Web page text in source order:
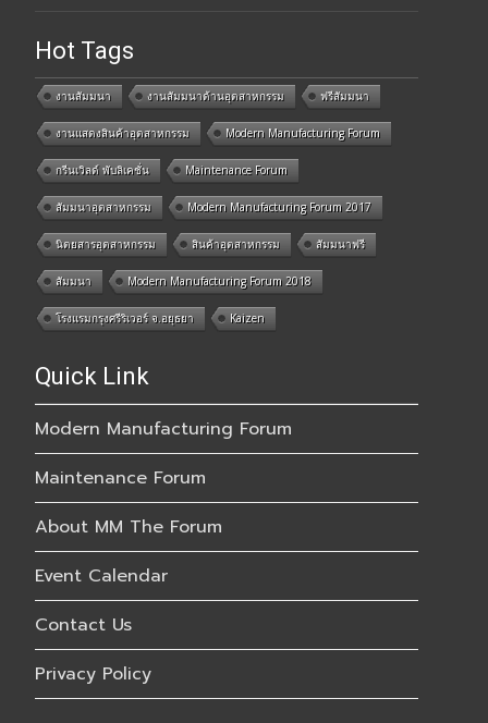
Hot Tags
งานสัมมนา งานสัมมนาด้านอุตสาหกรรม ฟรีสัมมนา
งานแสดงสินค้าอุตสาหกรรม Modern Manufacturing Forum
กรีนเวิลด์ พับลิเคชั่น Maintenance Forum
สัมมนาอุตสาหกรรม Modern Manufacturing Forum 2017
นิตยสารอุตสาหกรรม สินค้าอุตสาหกรรม สัมมนาฟรี
สัมมนา Modern Manufacturing Forum 2018
โรงแรมกรุงศรีริเวอร์ จ.อยุธยา Kaizen
Quick Link
Modern Manufacturing Forum
Maintenance Forum
About MM The Forum
Event Calendar
Contact Us
Privacy Policy